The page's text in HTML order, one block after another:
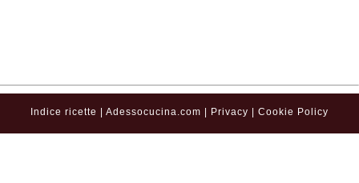
Indice ricette Adessocucina.com Privacy Cookie Policy